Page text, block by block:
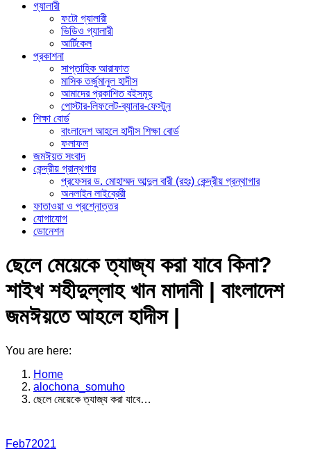
গ্যালারী
ফটো গ্যালারী
ভিডিও গ্যালারী
আর্টিকেল
প্রকাশনা
সাপ্তাহিক আরাফাত
মাসিক তর্জুমানুল হাদীস
আমাদের প্রকাশিত বইসমূহ
পোস্টার-লিফলেট-ব্যানার-ফেস্টুন
শিক্ষা বোর্ড
বাংলাদেশ আহলে হাদীস শিক্ষা বোর্ড
ফলাফল
জমঈয়ত সংবাদ
কেন্দ্রীয় গ্রান্থগার
প্রফেসর ড. মোহাম্মদ আব্দুল বারী (রহঃ) কেন্দ্রীয় গ্রন্থাগার
অনলাইন লাইব্রেরী
ফাতাওয়া ও প্রশ্নোত্তর
যোগাযোগ
ডোনেশন
ছেলে মেয়েকে ত্যাজ্য করা যাবে কিনা?
শাইখ শহীদুল্লাহ খান মাদানী | বাংলাদেশ
জমঈয়তে আহলে হাদীস |
You are here:
Home
alochona_somuho
ছেলে মেয়েকে ত্যাজ্য করা যাবে…
Feb72021